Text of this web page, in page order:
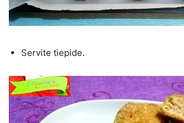
Servite tiepide.